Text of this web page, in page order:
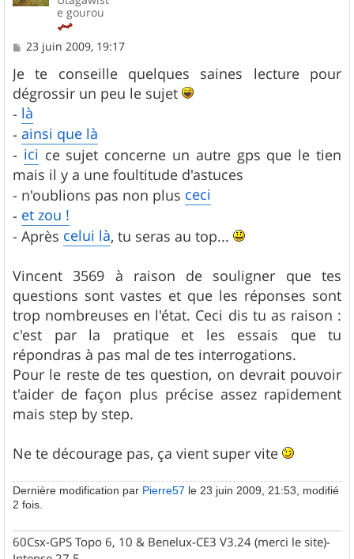
e gourou
M
s
s
a
g
e
23 juin 2009, 19:17
Je te conseille quelques saines lecture pour
dégrossir un peu le sujet
- là
- ainsi que là
- ici ce sujet concerne un autre gps que le tien
mais il y a une foultitude d'astuces
- n'oublions pas non plus ceci
- et zou !
- Après celui là, tu seras au top...
Vincent 3569 à raison de souligner que tes
questions sont vastes et que les réponses sont
trop nombreuses en l'état. Ceci dis tu as raison :
c'est par la pratique et les essais que tu
répondras à pas mal de tes interrogations.
Pour le reste de tes question, on devrait pouvoir
t'aider de façon plus précise assez rapidement
mais step by step.
Ne te décourage pas, ça vient super vite
Dernière modification par Pierre57 le 23 juin 2009, 21:53, modifié
2 fois.
60Csx-GPS Topo 6, 10 & Benelux-CE3 V3.24 (merci le site)-